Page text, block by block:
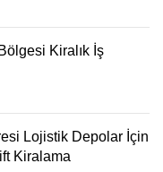
Kiralık İş
Lojistik Depolar İçin
Kiralama